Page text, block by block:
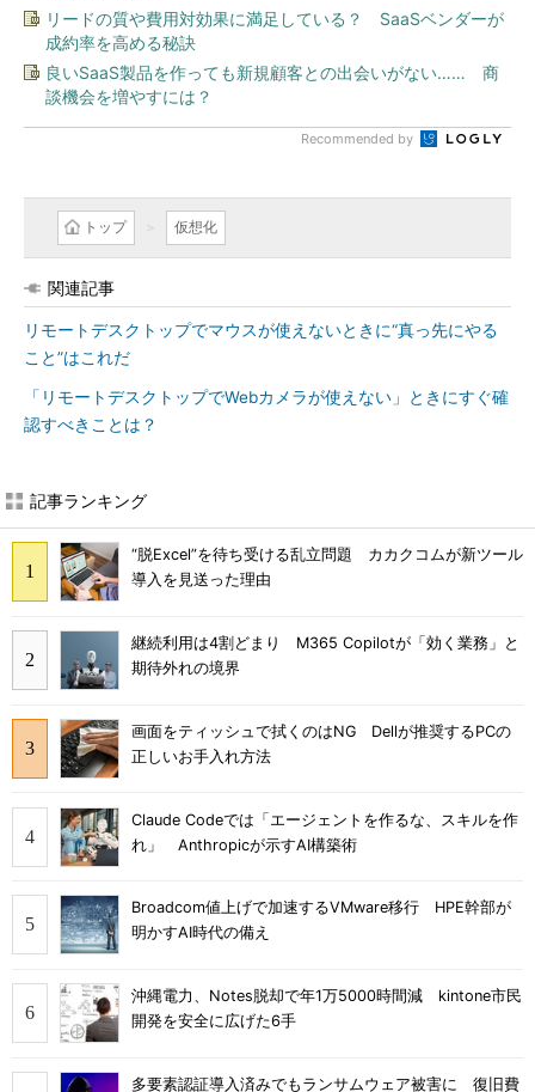
リードの質や費用対効果に満足している？ SaaSベンダーが
成約率を高める秘訣
良いSaaS製品を作っても新規顧客との出会いがない…… 商
談機会を増やすには？
Recommended by
トップ 仮想化
関連記事
リモートデスクトップでマウスが使えないときに“真っ先にやる
こと”はこれだ
「リモートデスクトップでWebカメラが使えない」ときにすぐ確
認すべきことは？
記事ランキング
“脱Excel”を待ち受ける乱立問題 カカクコムが新ツール
導入を見送った理由
継続利用は4割どまり M365 Copilotが「効く業務」と
期待外れの境界
画面をティッシュで拭くのはNG Dellが推奨するPCの
正しいお手入れ方法
Claude Codeでは「エージェントを作るな、スキルを作
れ」 Anthropicが示すAI構築術
Broadcom値上げで加速するVMware移行 HPE幹部が
明かすAI時代の備え
沖縄電力、Notes脱却で年1万5000時間減 kintone市民
開発を安全に広げた6手
多要素認証導入済みでもランサムウェア被害に 復旧費